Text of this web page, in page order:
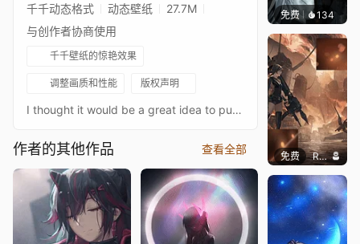
千千动态格式 动态壁纸
27.7M
与创作者协商使用
千千壁纸的惊艳效果
调整画质和性能 版权声明
I thought it would be a great idea to put the entire DEFY team together with their damaged artwork into a parallax wallpaper. Customizable Properties: - Character display options- Mouse influence- Delay- DEFY emblem display- Background color customization (Scheme Color)- Ember- Smoke cloud- Music (Isomer and Mirror Stage)少女前線소녀전선ドールズフロントライン
作者的其他作品 查看全部
免费 134V i w
免费 Reivern